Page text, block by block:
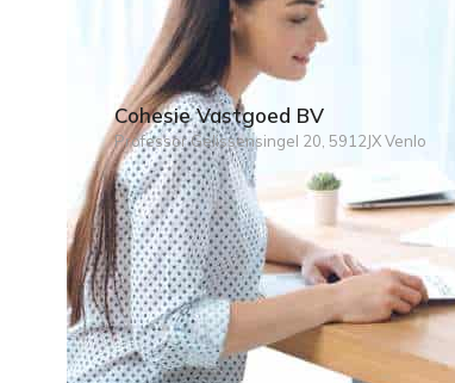
Cohesie Vastgoed BV
Professor Gelissensingel 20, 5912JX Venlo